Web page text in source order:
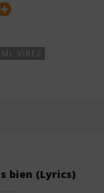
VIBEZ
bien (Lyrics)